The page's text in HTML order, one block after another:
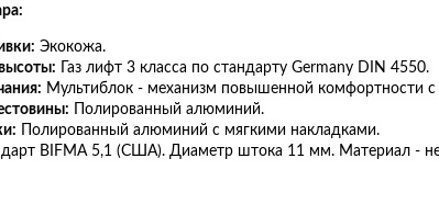
Экокожа.
Газ лифт 3 класса по стандарту Germany DIN 4550.
Мультиблок - механизм повышенной комфортности
Полированный алюминий.
Полированный алюминий с мягкими накладками.
BIFMA 5,1 (США). Диаметр штока 11 мм. Материал -